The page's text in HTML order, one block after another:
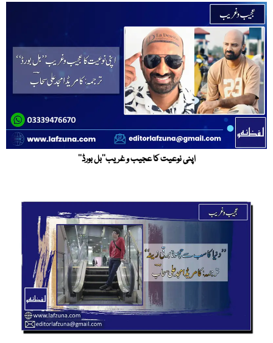
اپنی نوعیت کا عجیب و غریب’’بل بورڈ‘‘